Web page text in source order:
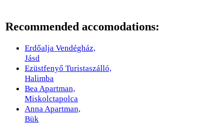
Recommended accomodations:
Erdőalja Vendégház,
Jásd
Ezüstfenyő Turistaszálló,
Halimba
Bea Apartman,
Miskolctapolca
Anna Apartman,
Bük